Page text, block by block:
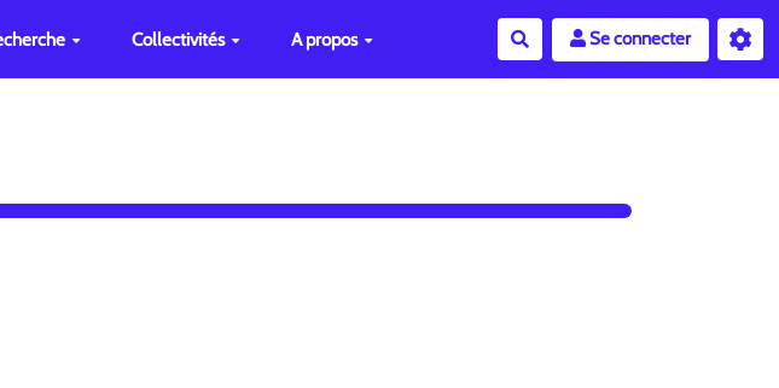
Collectivités A propos RechercherSe connecter